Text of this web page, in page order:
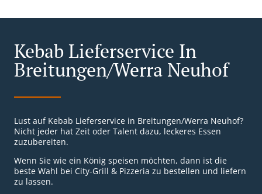
Kebab Lieferservice In
Breitungen/Werra Neuhof
Lust auf Kebab Lieferservice in Breitungen/Werra Neuhof?
Nicht jeder hat Zeit oder Talent dazu, leckeres Essen
zuzubereiten.
Wenn Sie wie ein König speisen möchten, dann ist die
beste Wahl bei City-Grill & Pizzeria zu bestellen und liefern
zu lassen.